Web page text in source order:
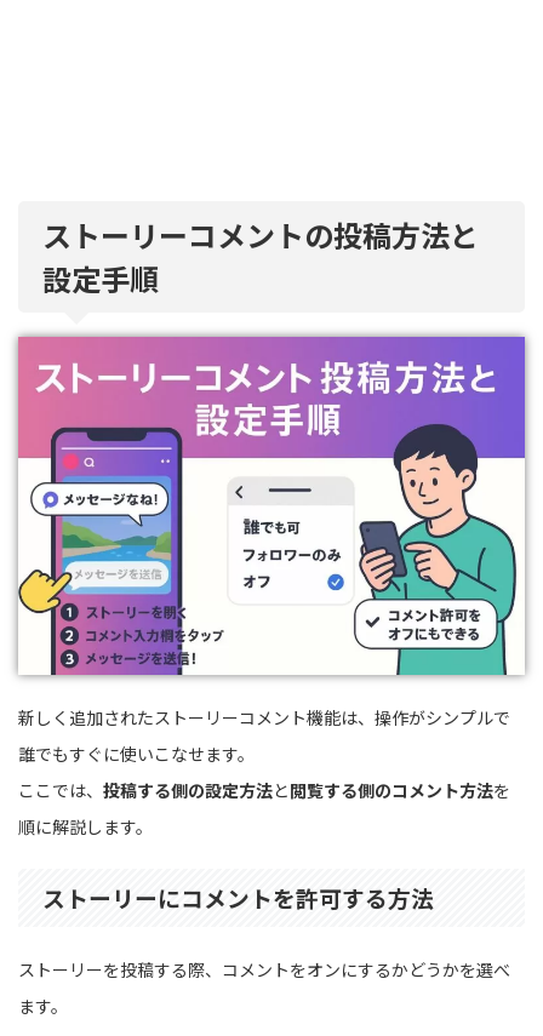
ストーリーコメントの投稿方法と
設定手順
新しく追加されたストーリーコメント機能は、操作がシンプルで
誰でもすぐに使いこなせます。
ここでは、 投稿する側の設定方法と閲覧する側のコメント方法を
順に解説します。
ストーリーにコメントを許可する方法
ストーリーを投稿する際、コメントをオンにするかどうかを選べ
ます。